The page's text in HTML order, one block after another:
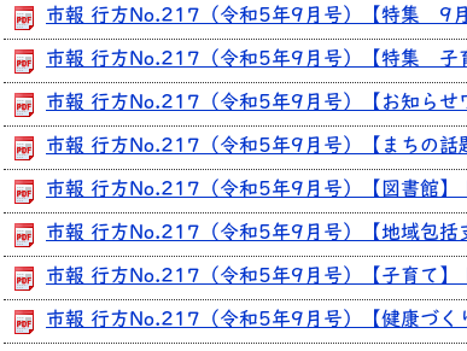
市報 行方No.217（令和5年9月号）【特集 9
市報 行方No.217（令和5年9月号）【特集
市報 行方No.217（令和5年9月号）【お知ら
市報 行方No.217（令和5年9月号）【まちの
市報 行方No.217（令和5年9月号）【図書館
市報 行方No.217（令和5年9月号）【地域包
市報 行方No.217（令和5年9月号）【子育て
市報 行方No.217（令和5年9月号）【健康づ